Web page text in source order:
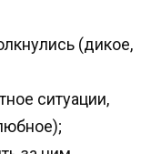
(дикое,
ситуации,